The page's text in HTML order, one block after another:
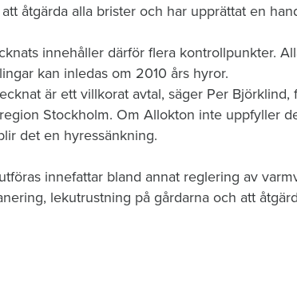
åtgärda alla brister och har upprättat en
innehåller därför flera kontrollpunkter.
kan inledas om 2010 års hyror.
är ett villkorat avtal, säger Per Björklind,
Stockholm. Om Allokton inte uppfyller
det en hyressänkning.
innefattar bland annat reglering av
lekutrustning på gårdarna och att